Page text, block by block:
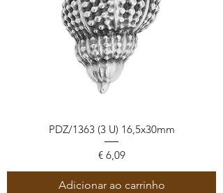
PDZ/1363 (3 U) 16,5x30mm
Preço
€ 6,09
Adicionar ao carrinho